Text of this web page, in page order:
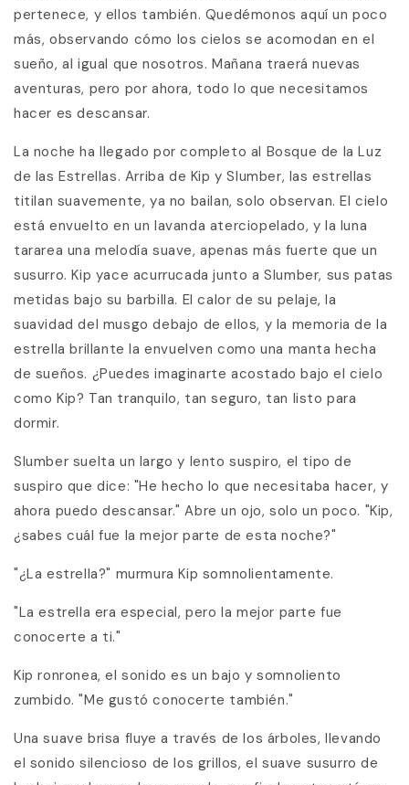
pertenece, y ellos también. Quedémonos aquí un poco
más, observando cómo los cielos se acomodan en el
sueño, al igual que nosotros. Mañana traerá nuevas
aventuras, pero por ahora, todo lo que necesitamos
hacer es descansar.
La noche ha llegado por completo al Bosque de la Luz
de las Estrellas. Arriba de Kip y Slumber, las estrellas
titilan suavemente, ya no bailan, solo observan. El cielo
está envuelto en un lavanda aterciopelado, y la luna
tararea una melodía suave, apenas más fuerte que un
susurro. Kip yace acurrucada junto a Slumber, sus patas
metidas bajo su barbilla. El calor de su pelaje, la
suavidad del musgo debajo de ellos, y la memoria de la
estrella brillante la envuelven como una manta hecha
de sueños. ¿Puedes imaginarte acostado bajo el cielo
como Kip? Tan tranquilo, tan seguro, tan listo para
dormir.
Slumber suelta un largo y lento suspiro, el tipo de
suspiro que dice: "He hecho lo que necesitaba hacer, y
ahora puedo descansar." Abre un ojo, solo un poco. "Kip,
¿sabes cuál fue la mejor parte de esta noche?"
"¿La estrella?" murmura Kip somnolientamente.
"La estrella era especial, pero la mejor parte fue
conocerte a ti."
Kip ronronea, el sonido es un bajo y somnoliento
zumbido. "Me gustó conocerte también."
Una suave brisa fluye a través de los árboles, llevando
el sonido silencioso de los grillos, el suave susurro de